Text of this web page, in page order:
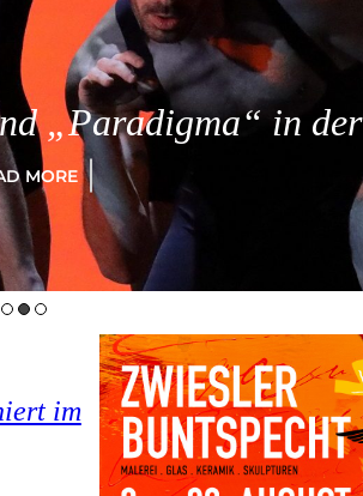
„Paradigma“ in
MORE
im